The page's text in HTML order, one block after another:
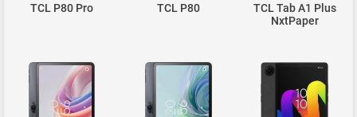
TCL P80 Pro TCL P80
TCL Tab A1 Plus
NxtPaper